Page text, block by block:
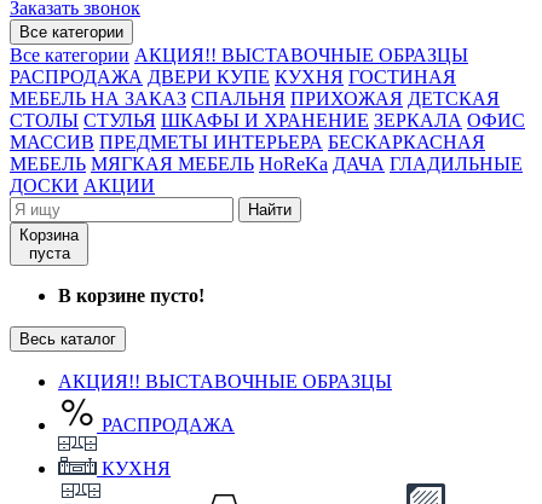
Заказать звонок
Все категории
Все категории АКЦИЯ!! ВЫСТАВОЧНЫЕ ОБРАЗЦЫ
РАСПРОДАЖА ДВЕРИ КУПЕ КУХНЯ ГОСТИНАЯ
МЕБЕЛЬ НА ЗАКАЗ СПАЛЬНЯ ПРИХОЖАЯ ДЕТСКАЯ
СТОЛЫ СТУЛЬЯ ШКАФЫ И ХРАНЕНИЕ ЗЕРКАЛА ОФИС
МАССИВ ПРЕДМЕТЫ ИНТЕРЬЕРА БЕСКАРКАСНАЯ
МЕБЕЛЬ МЯГКАЯ МЕБЕЛЬ HoReKa ДАЧА ГЛАДИЛЬНЫЕ
ДОСКИ АКЦИИ
Найти
Корзина
пуста
В корзине пусто!
Весь каталог
АКЦИЯ!! ВЫСТАВОЧНЫЕ ОБРАЗЦЫ
РАСПРОДАЖА
КУХНЯ